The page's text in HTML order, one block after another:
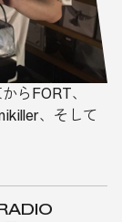
らFORT、
、そして